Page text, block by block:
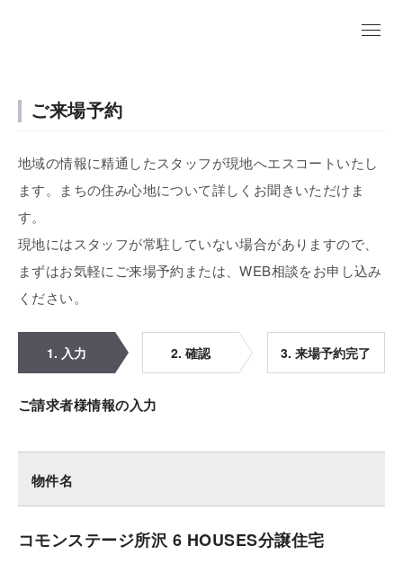
ご来場予約
地域の情報に精通したスタッフが現地へエスコートいたし
ます。まちの住み心地について詳しくお聞きいただけま
す。
現地にはスタッフが常駐していない場合がありますので、
まずはお気軽にご来場予約または、WEB相談をお申し込み
ください。
1. 入力 2. 確認 3. 来場予約完了
ご請求者様情報の入力
物件名
コモンステージ所沢 6 HOUSES分譲住宅